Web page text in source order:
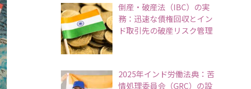
倒産・破産法（IBC）の実
務：迅速な債権回収とイン
ド取引先の破産リスク管理
2025年インド労働法典：苦
情処理委員会（GRC）の設